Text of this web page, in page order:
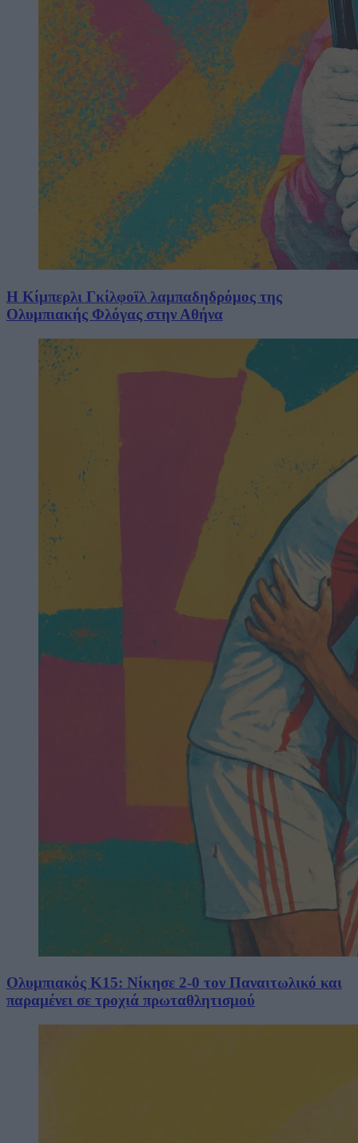
Η Κίμπερλι Γκίλφοϊλ λαμπαδηδρόμος της
Ολυμπιακής Φλόγας στην Αθήνα
Ολυμπιακός Κ15: Νίκησε 2-0 τον Παναιτωλικό και
παραμένει σε τροχιά πρωταθλητισμού